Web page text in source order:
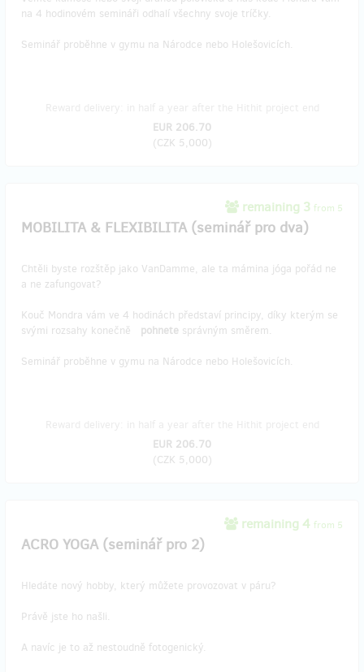
na 4 hodinovém semináři odhalí všechny svoje tríčky.
Seminář proběhne v gymu na Národce nebo Holešovicích.
EUR 206.70
(CZK 5,000)
remaining 3 from 5
MOBILITA & FLEXIBILITA (seminář pro dva)
Chtěli byste rozštěp jako VanDamme, ale ta mámina jóga pořád ne
a ne zafungovat?
Kouč Mondra vám ve 4 hodinách představí principy, díky kterým se
svými rozsahy konečně pohnete správným směrem.
Seminář proběhne v gymu na Národce nebo Holešovicích.
EUR 206.70
(CZK 5,000)
remaining 4 from 5
ACRO YOGA (seminář pro 2)
Hledáte nový hobby, který můžete provozovat v páru?
Právě jste ho našli.
A navíc je to až nestoudně fotogenický.